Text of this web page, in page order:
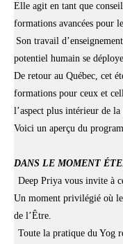
Elle agit en tant que
formations avancées pour
Son travail
potentiel humain se
De retour au Québec, cet
formations pour ceux et
l’aspect plus intérieur de la
Voici un aperçu du
DANS LE MOMENT
Deep Priya vous invite à
Un moment privilégié où le
de l’Être.
Toute la pratique du Yog